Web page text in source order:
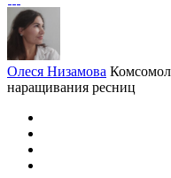
Олеся Низамова
наращивания ресниц